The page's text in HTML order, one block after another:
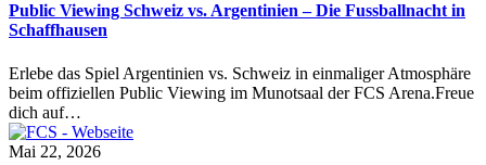
Public Viewing Schweiz vs. Argentinien – Die Fussballnacht in
Schaffhausen
Erlebe das Spiel Argentinien vs. Schweiz in einmaliger Atmosphäre
beim offiziellen Public Viewing im Munotsaal der FCS Arena.Freue
dich auf…
Mai 22, 2026